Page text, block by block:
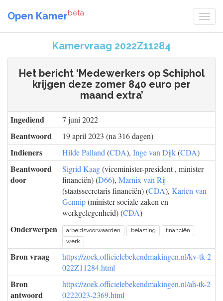
Open Kamerbeta
Kamervraag 2022Z11284
Het bericht ‘Medewerkers op Schiphol
krijgen deze zomer 840 euro per
maand extra’
Ingediend 7 juni 2022
Beantwoord 19 april 2023 (na 316 dagen)
Indieners Hilde Palland (CDA), Inge van Dijk(CDA)
Beantwoord
door
Sigrid Kaag(viceminister-president , minister
financiën) (D66), Marnix van Rij
(staatssecretaris financiën) (CDA), Karien van
Gennip(minister sociale zaken en
werkgelegenheid) (CDA)
Onderwerpen arbeidsvoorwaarden belasting
financiën
werk
Bron vraag
https://zoek.officielebekendmakingen.nl/kv-tk-2
022Z11284.html
Bron
antwoord
https://zoek.officielebekendmakingen.nl/ah-tk-2
0222023-2369.html